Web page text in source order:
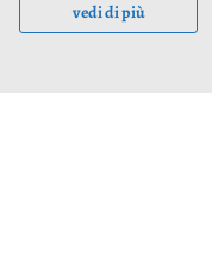
vedi di più